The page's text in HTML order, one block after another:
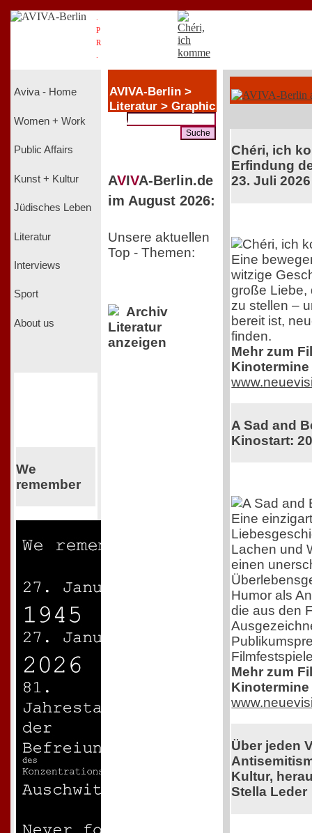
P
R
Aviva - Home
Women + Work
Public Affairs
Kunst + Kultur
Jüdisches Leben
Literatur
Interviews
Sport
About us
We
remember
AVIVA-Berlin >
Literatur > Graphic
Novels
AVIVA-Berlin.de
im August 2026:
Unsere aktuellen
Top - Themen:
Archiv
Literatur
anzeigen
Chéri, ich
Erfindung
23. Juli 2026
Eine
witzige
große Liebe,
zu stellen –
bereit ist,
finden.
Mehr zum
A Sad and
Kinostart:
Eine
Lachen und
einen
Humor als
die aus den
Mehr zum
Über jeden
Kultur,
Stella Leder